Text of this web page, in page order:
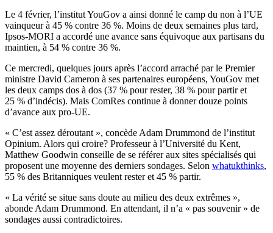
Le 4 février, l’institut YouGov a ainsi donné le camp du non à l’UE
vainqueur à 45 % contre 36 %. Moins de deux semaines plus tard,
Ipsos-MORI a accordé une avance sans équivoque aux partisans du
maintien, à 54 % contre 36 %.
Ce mercredi, quelques jours après l’accord arraché par le Premier
ministre David Cameron à ses partenaires européens, YouGov met
les deux camps dos à dos (37 % pour rester, 38 % pour partir et
25 % d’indécis). Mais ComRes continue à donner douze points
d’avance aux pro-UE.
« C’est assez déroutant », concède Adam Drummond de l’institut
Opinium. Alors qui croire? Professeur à l’Université du Kent,
Matthew Goodwin conseille de se référer aux sites spécialisés qui
proposent une moyenne des derniers sondages. Selon whatukthinks,
55 % des Britanniques veulent rester et 45 % partir.
« La vérité se situe sans doute au milieu des deux extrêmes »,
abonde Adam Drummond. En attendant, il n’a « pas souvenir » de
sondages aussi contradictoires.